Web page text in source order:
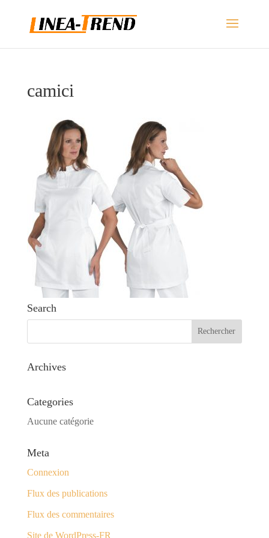
camici
Search
Archives
Categories
Aucune catégorie
Meta
Connexion
Flux des publications
Flux des commentaires
Site de WordPress-FR